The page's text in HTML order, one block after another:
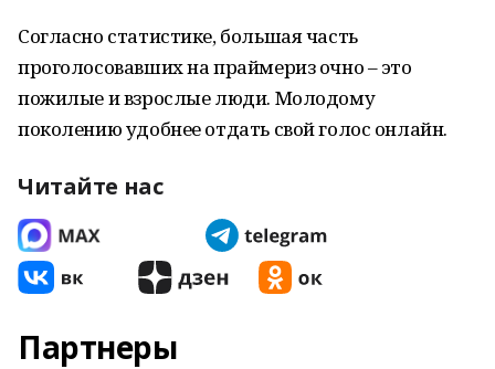
Согласно статистике, большая часть
проголосовавших на праймериз очно – это
пожилые и взрослые люди. Молодому
поколению удобнее отдать свой голос онлайн.
Читайте нас
Партнеры